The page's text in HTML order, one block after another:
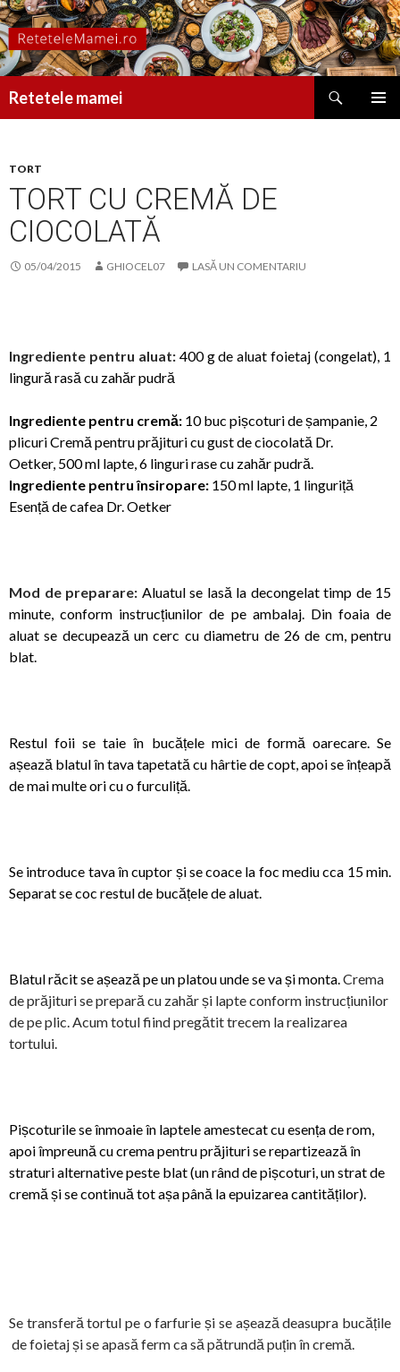
Retetele mamei
TORT
TORT CU CREMĂ DE
CIOCOLATĂ
05/04/2015 GHIOCEL07 LASĂ UN COMENTARIU
Ingrediente pentru aluat: 400 g de aluat foietaj (congelat), 1
lingură rasă cu zahăr pudră
Ingrediente pentru cremă: 10 buc pișcoturi de șampanie, 2
plicuri Cremă pentru prăjituri cu gust de ciocolată Dr.
Oetker, 500 ml lapte, 6 linguri rase cu zahăr pudră.
Ingrediente pentru însiropare: 150 ml lapte, 1 linguriță
Esență de cafea Dr. Oetker
Mod de preparare: Aluatul se lasă la decongelat timp de 15
minute, conform instrucțiunilor de pe ambalaj. Din foaia de
aluat se decupează un cerc cu diametru de 26 de cm, pentru
blat.
Restul foii se taie în bucățele mici de formă oarecare. Se
așează blatul în tava tapetată cu hârtie de copt, apoi se înțeapă
de mai multe ori cu o furculiță.
Se introduce tava în cuptor și se coace la foc mediu cca 15 min.
Separat se coc restul de bucățele de aluat.
Blatul răcit se așează pe un platou unde se va și monta.Crema
de prăjituri se prepară cu zahăr și lapte conform instrucțiunilor
de pe plic. Acum totul fiind pregătit trecem la realizarea
tortului.
Pișcoturile se înmoaie în laptele amestecat cu esența de rom,
apoi împreună cu crema pentru prăjituri se repartizează în
straturi alternative peste blat (un rând de pișcoturi, un strat de
cremă și se continuă tot așa până la epuizarea cantităților).
Se transferă tortul pe o farfurie și se așează deasupra bucățile
de foietaj și se apasă ferm ca să pătrundă puțin în cremă.